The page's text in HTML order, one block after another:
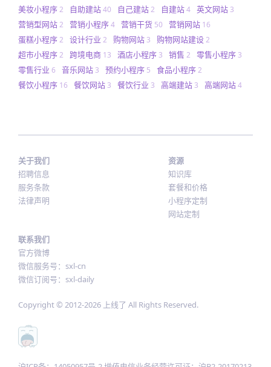
美妆小程序2 自助建站40 自己建站2 自建站4 英文网站 3
营销型网站2 营销小程序4 营销干货 50 营销网站 16
蛋糕小程序2 设计行业 2 购物网站 3 购物网站建设2
超市小程序2 跨境电商 13 酒店小程序 3 销售 2 零售小程序 3
零售行业 6 音乐网站 3 预约小程序 5 食品小程序2
餐饮小程序 16 餐饮网站 3 餐饮行业 3 高端建站 3 高端网站4
关于我们
招聘信息
服务条款
法律声明
资源
知识库
套餐和价格
小程序定制
网站定制
联系我们
官方微博
微信服务号：sxl-cn
微信订阅号：sxl-daily
Copyright © 2012-2026 上线了 All Rights Reserved.